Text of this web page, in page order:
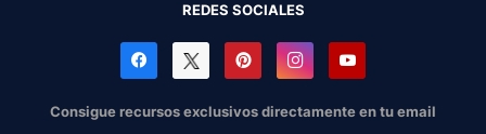
REDES SOCIALES
Consigue recursos exclusivos directamente en tu email